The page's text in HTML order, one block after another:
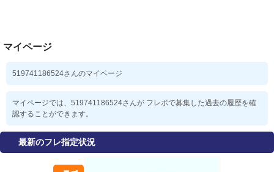
マイページ
519741186524さんのマイページ
マイページでは、519741186524さんが フレボで募集した過去の履歴を確
認することができます。
最新のフレ指定状況